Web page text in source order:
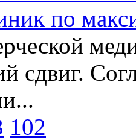
по
сдвиг.
102